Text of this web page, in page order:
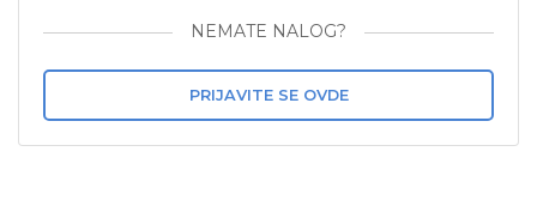
NEMATE NALOG?
PRIJAVITE SE OVDE